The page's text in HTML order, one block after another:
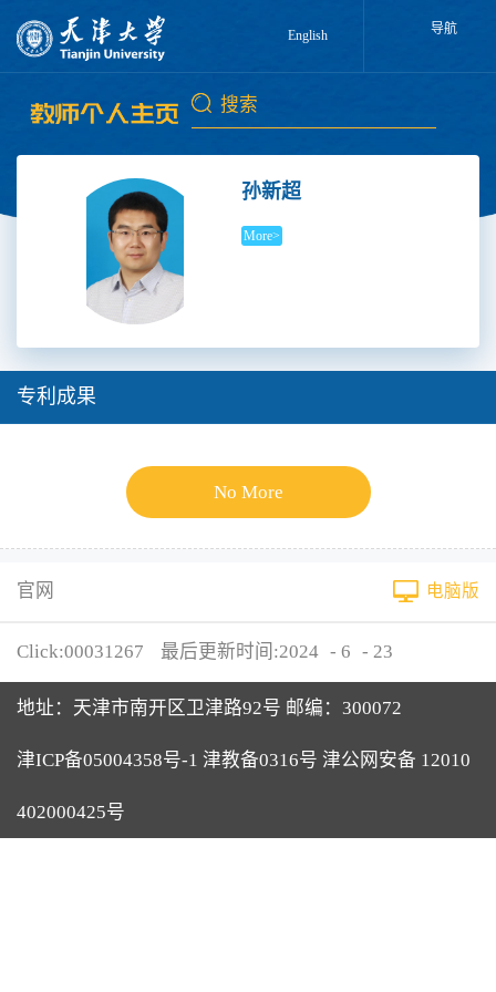
English 导航
孙新超
More>
专利成果
No More
官网 电脑版
Click:00031267 最后更新时间:2024 - 6 - 23
地址：天津市南开区卫津路92号 邮编：300072
津ICP备05004358号-1 津教备0316号 津公网安备 12010
402000425号